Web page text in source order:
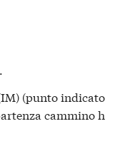
(punto indicato
cammino h